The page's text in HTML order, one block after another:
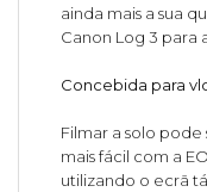
ainda mais a sua
Canon Log 3 para
Concebida para
Filmar a solo
mais fácil com a
utilizando o ecrã